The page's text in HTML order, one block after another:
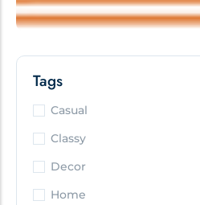
Tags
Casual
Classy
Decor
Home